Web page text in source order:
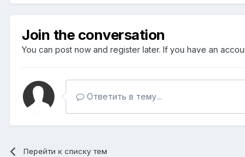
Join the conversation
You can post now and register later. If you have an
Ответить в тему...
Перейти к списку тем